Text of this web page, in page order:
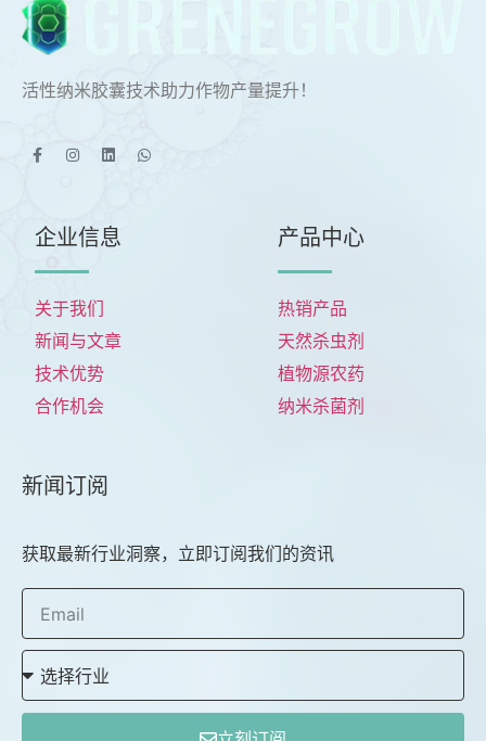
活性纳米胶囊技术助力作物产量提升！
企业信息
关于我们
新闻与文章
技术优势
合作机会
产品中心
热销产品
天然杀虫剂
植物源农药
纳米杀菌剂
新闻订阅
获取最新行业洞察，立即订阅我们的资讯